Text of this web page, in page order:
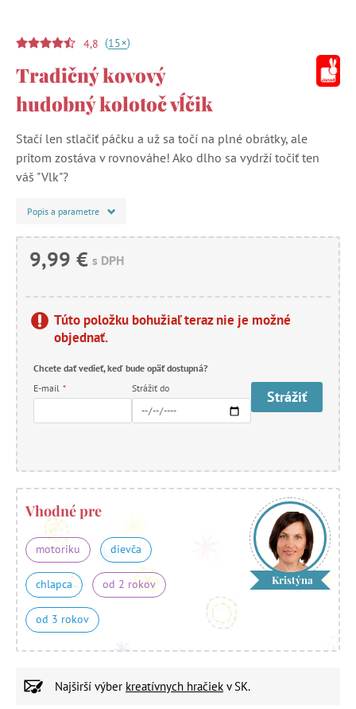
4,8 (15+)
Tradičný kovový
hudobný kolotoč vĺčik
Stačí len stlačiť páčku a už sa točí na plné obrátky, ale
pritom zostáva v rovnováhe! Ako dlho sa vydrží točiť ten
váš "Vlk"?
Popis a parametre
9,99 € s DPH
Túto položku bohužiaľ teraz nie je možné
objednať.
Chcete dať vedieť, keď bude opäť dostupná?
E-mail * Strážiť do Strážiť
Vhodné pre
motoriku dievča
chlapca od 2 rokov
od 3 rokov
Kristýna
Najširší výber kreatívnych hračiek v SK.